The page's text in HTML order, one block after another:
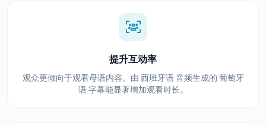
提升互动率
观众更倾向于观看母语内容。由 西班牙语 音频生成的 葡萄牙
语 字幕能显著增加观看时长。